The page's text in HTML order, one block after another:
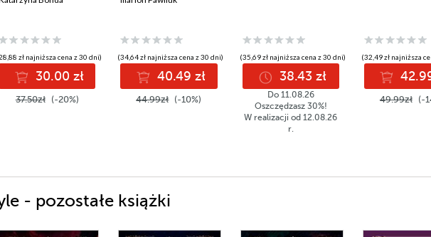
zł najniższa cena z 30 dni)
30.00 zł
37.50zł (-20%)
(34,64 zł najniższa cena z 30 dni)
40.49 zł
44.99zł (-10%)
(35,69 zł najniższa cena z 30 dni)
38.43 zł
Do 11.08.26
Oszczędzasz 30%!
W realizacji od 12.08.26
r.
(32,49 zł najniższa
49.99zł (-
- pozostałe książki